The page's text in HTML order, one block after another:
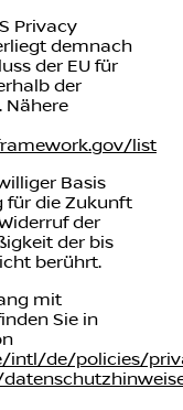
Privacy
demnach
der EU für
der
Nähere
list
Basis
für die Zukunft
der
der bis
berührt.
mit
Sie in
intl/de/policies/